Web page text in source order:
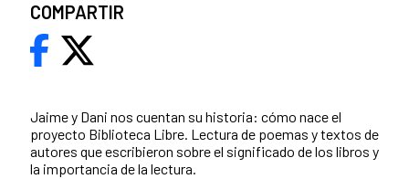
Jaime y Dani nos cuentan su historia: cómo nace el
proyecto Biblioteca Libre. Lectura de poemas y textos de
autores que escribieron sobre el significado de los libros y
la importancia de la lectura.
COMPARTIR